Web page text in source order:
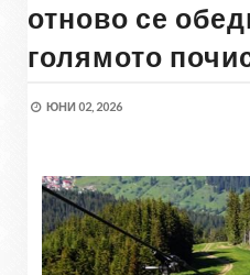
отново се
голямото
ЮНИ 02, 2026